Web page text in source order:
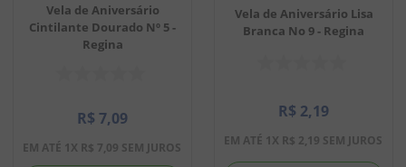
Vela de Aniversário
Cintilante Dourado Nº 5 -
Regina
R$ 7,09
EM ATÉ 1X R$ 7,09 SEM JUROS
Vela de Aniversário Lisa
Branca No 9 - Regina
R$ 2,19
EM ATÉ 1X R$ 2,19 SEM JUROS